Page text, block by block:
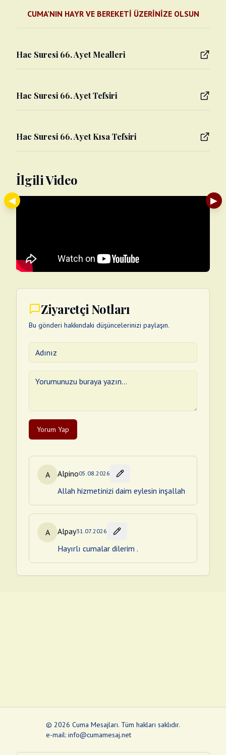
CUMA'NIN HAYR VE BEREKETİ ÜZERİNİZE OLSUN
Hac Suresi 66. Ayet Mealleri
Hac Suresi 66. Ayet Tefsiri
Hac Suresi 66. Ayet Kısa Tefsiri
İlgili Video
Ziyaretçi Notları
Bu gönderi hakkındaki düşüncelerinizi paylaşın.
Yorum Yap
A Alpino05.08.2026
Allah hizmetinizi daim eylesin inşallah
A Alpay31.07.2026
Hayırlı cumalar dilerim .
◀ ▶
© 2026 Cuma Mesajları. Tüm hakları saklıdır.
e-mail: info@cumamesaj.net